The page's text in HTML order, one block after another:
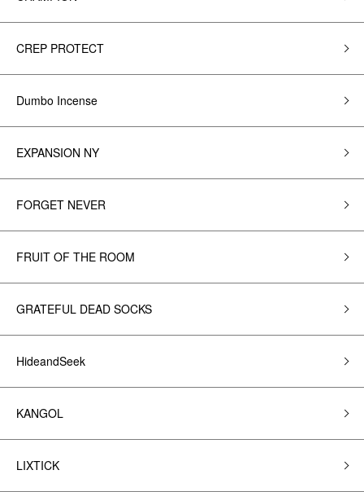
CREP PROTECT
Dumbo Incense
EXPANSION NY
FORGET NEVER
FRUIT OF THE ROOM
GRATEFUL DEAD SOCKS
HideandSeek
KANGOL
LIXTICK